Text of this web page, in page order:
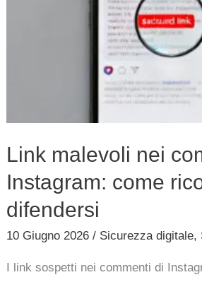
Link malevoli nei
Instagram: come
difendersi
10 Giugno 2026/ Sicurezza digitale,
I link sospetti nei commenti di